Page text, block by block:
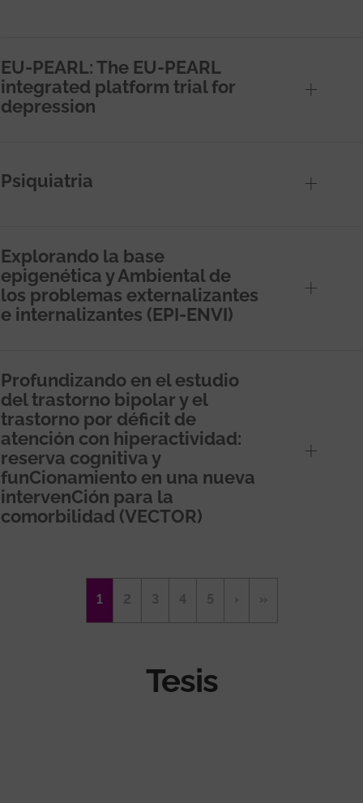
EU-PEARL: The EU-PEARL
integrated platform trial for
depression
Psiquiatria
Explorando la base
epigenética y Ambiental de
los problemas externalizantes
e internalizantes (EPI-ENVI)
Profundizando en el estudio
del trastorno bipolar y el
trastorno por déficit de
atención con hiperactividad:
reserva cognitiva y
funCionamiento en una nueva
intervenCión para la
comorbilidad (VECTOR)
Pàgina
actual
1 Page
2 Page
3 Page
4 Page
5
Pàgina
següent
›
Última
pàgina
»
Tesis